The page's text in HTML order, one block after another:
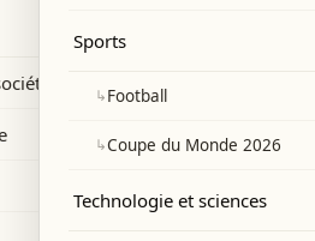
Sports
↳Football
↳Coupe du Monde 2026
Technologie et sciences